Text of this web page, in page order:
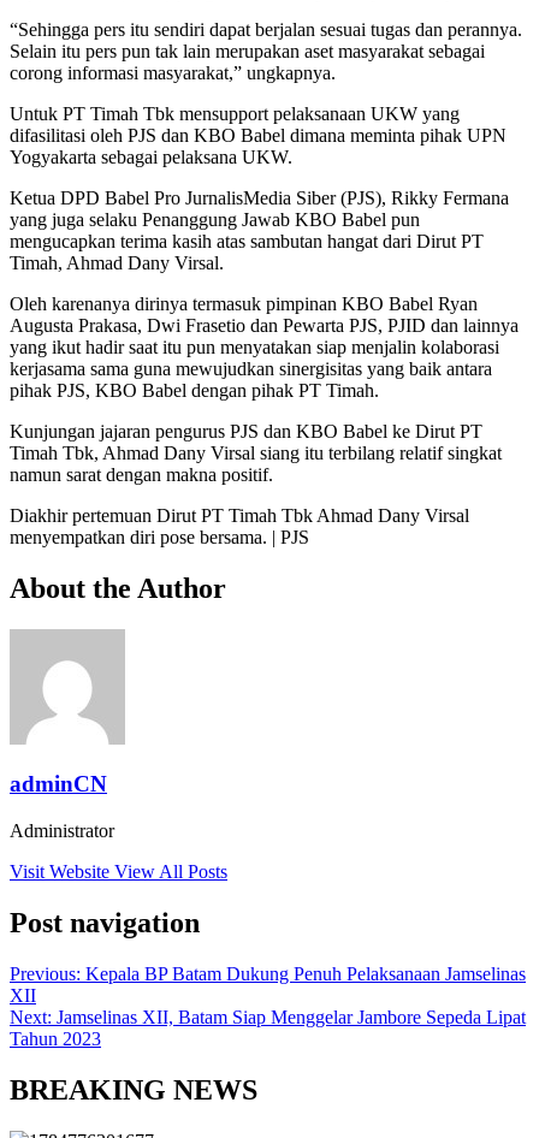
“Sehingga pers itu sendiri dapat berjalan sesuai tugas dan perannya.
Selain itu pers pun tak lain merupakan aset masyarakat sebagai
corong informasi masyarakat,” ungkapnya.
Untuk PT Timah Tbk mensupport pelaksanaan UKW yang
difasilitasi oleh PJS dan KBO Babel dimana meminta pihak UPN
Yogyakarta sebagai pelaksana UKW.
Ketua DPD Babel Pro JurnalisMedia Siber (PJS), Rikky Fermana
yang juga selaku Penanggung Jawab KBO Babel pun
mengucapkan terima kasih atas sambutan hangat dari Dirut PT
Timah, Ahmad Dany Virsal.
Oleh karenanya dirinya termasuk pimpinan KBO Babel Ryan
Augusta Prakasa, Dwi Frasetio dan Pewarta PJS, PJID dan lainnya
yang ikut hadir saat itu pun menyatakan siap menjalin kolaborasi
kerjasama sama guna mewujudkan sinergisitas yang baik antara
pihak PJS, KBO Babel dengan pihak PT Timah.
Kunjungan jajaran pengurus PJS dan KBO Babel ke Dirut PT
Timah Tbk, Ahmad Dany Virsal siang itu terbilang relatif singkat
namun sarat dengan makna positif.
Diakhir pertemuan Dirut PT Timah Tbk Ahmad Dany Virsal
menyempatkan diri pose bersama. | PJS
About the Author
adminCN
Administrator
Visit Website View All Posts
Post navigation
Previous: Kepala BP Batam Dukung Penuh Pelaksanaan Jamselinas
XII
Next: Jamselinas XII, Batam Siap Menggelar Jambore Sepeda Lipat
Tahun 2023
BREAKING NEWS